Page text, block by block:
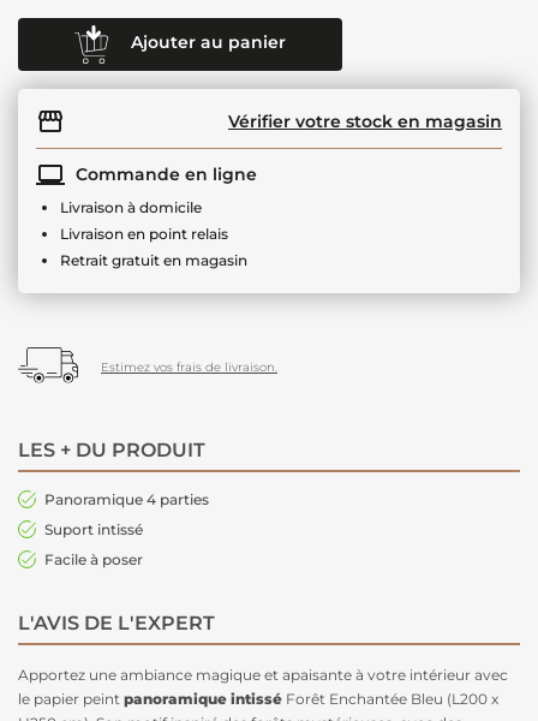
Ajouter au panier
Vérifier votre stock en magasin
Commande en ligne
Livraison à domicile
Livraison en point relais
Retrait gratuit en magasin
Estimez vos frais de livraison.
LES + DU PRODUIT
Panoramique 4 parties
Suport intissé
Facile à poser
L'AVIS DE L'EXPERT
Apportez une ambiance magique et apaisante à votre intérieur avec
le papier peint panoramique intissé Forêt Enchantée Bleu (L200 x